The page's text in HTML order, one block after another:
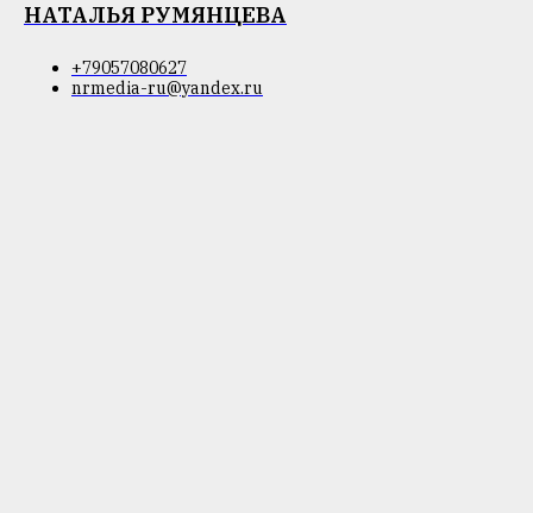
НАТАЛЬЯ РУМЯНЦЕВА
+79057080627
nrmedia-ru@yandex.ru